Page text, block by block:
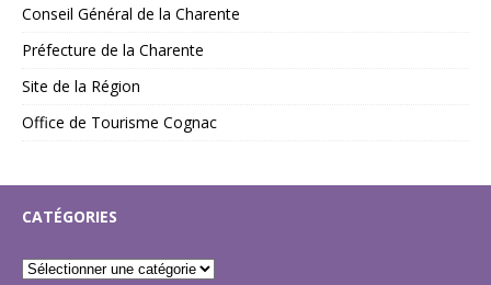
Conseil Général de la Charente
Préfecture de la Charente
Site de la Région
Office de Tourisme Cognac
CATÉGORIES